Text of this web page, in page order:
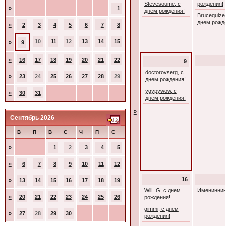
» 1
» 2 3 4 5 6 7 8
» 9 10 11 12 13 14 15
» 16 17 18 19 20 21 22
» 23 24 25 26 27 28 29
» 30 31
Сентябрь 2026
В П В С Ч П С
» 1 2 3 4 5
» 6 7 8 9 10 11 12
» 13 14 15 16 17 18 19
» 20 21 22 23 24 25 26
» 27 28 29 30
Stevesoume, с
днем рождения!
рождения!
днем
»
9
doctorovserg, с
днем рождения!
ygypywow, с
днем рождения!
16
WilL G, с днем
рождения!
gimmi, с днем
рождения!